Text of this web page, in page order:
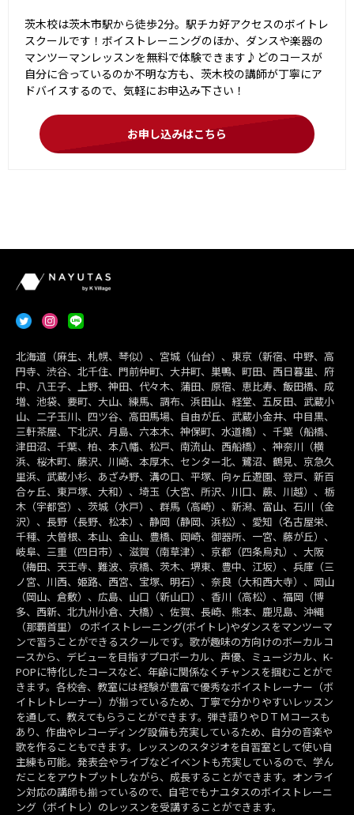
茨木校は茨木市駅から徒歩2分。駅チカ好アクセスのボイトレ
スクールです！ボイストレーニングのほか、ダンスや楽器の
マンツーマンレッスンを無料で体験できます♪どのコースが
自分に合っているのか不明な方も、茨木校の講師が丁寧にア
ドバイスするので、気軽にお申込み下さい！
お申し込みはこちら
北海道（麻生、札幌、琴似）、宮城（仙台）、東京（新宿、中野、高
円寺、渋谷、北千住、門前仲町、大井町、巣鴨、町田、西日暮里、府
中、八王子、上野、神田、代々木、蒲田、原宿、恵比寿、飯田橋、成
増、池袋、要町、大山、練馬、調布、浜田山、経堂、五反田、武蔵小
山、二子玉川、四ツ谷、高田馬場、自由が丘、武蔵小金井、中目黒、
三軒茶屋、下北沢、月島、六本木、神保町、水道橋）、千葉（船橋、
津田沼、千葉、柏、本八幡、松戸、南流山、西船橋）、神奈川（横
浜、桜木町、藤沢、川崎、本厚木、センター北、鷺沼、鶴見、京急久
里浜、武蔵小杉、あざみ野、溝の口、平塚、向ヶ丘遊園、登戸、新百
合ヶ丘、東戸塚、大和）、埼玉（大宮、所沢、川口、蕨、川越）、栃
木（宇都宮）、茨城（水戸）、群馬（高崎）、新潟、富山、石川（金
沢）、長野（長野、松本）、静岡（静岡、浜松）、愛知（名古屋栄、
千種、大曽根、本山、金山、豊橋、岡崎、御器所、一宮、藤が丘）、
岐阜、三重（四日市）、滋賀（南草津）、京都（四条烏丸）、大阪
（梅田、天王寺、難波、京橋、茨木、堺東、豊中、江坂）、兵庫（三
ノ宮、川西、姫路、西宮、宝塚、明石）、奈良（大和西大寺）、岡山
（岡山、倉敷）、広島、山口（新山口）、香川（高松）、福岡（博
多、西新、北九州小倉、大橋）、佐賀、長崎、熊本、鹿児島、沖縄
（那覇首里） のボイストレーニング(ボイトレ)やダンスをマンツーマ
ンで習うことができるスクールです。歌が趣味の方向けのボーカルコ
ースから、デビューを目指すプロボーカル、声優、ミュージカル、K-
POPに特化したコースなど、年齢に関係なくチャンスを掴むことがで
きます。各校舎、教室には経験が豊富で優秀なボイストレーナー（ボ
イトレトレーナー）が揃っているため、丁寧で分かりやすいレッスン
を通して、教えてもらうことができます。弾き語りやＤＴＭコースも
あり、作曲やレコーディング設備も充実しているため、自分の音楽や
歌を作ることもできます。レッスンのスタジオを自習室として使い自
主練も可能。発表会やライブなどイベントも充実しているので、学ん
だことをアウトプットしながら、成長することができます。オンライ
ン対応の講師も揃っているので、自宅でもナユタスのボイストレーニ
ング（ボイトレ）のレッスンを受講することができます。